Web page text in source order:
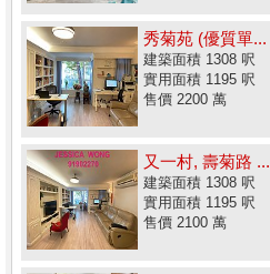
秀菊苑 (優質單...
建築面積 1308 呎
實用面積 1195 呎
售價 2200 萬
又一村, 壽菊路 ...
建築面積 1308 呎
實用面積 1195 呎
售價 2100 萬